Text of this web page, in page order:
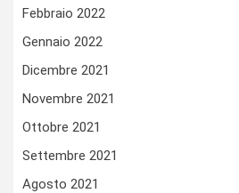
Febbraio 2022
Gennaio 2022
Dicembre 2021
Novembre 2021
Ottobre 2021
Settembre 2021
Agosto 2021